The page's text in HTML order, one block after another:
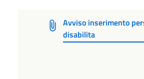
Avviso inserimento
disabilita